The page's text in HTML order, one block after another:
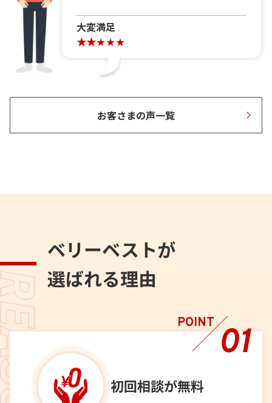
大変満足
お客さまの声一覧
ベリーベストが
選ばれる理由
POINT 01
初回相談が無料